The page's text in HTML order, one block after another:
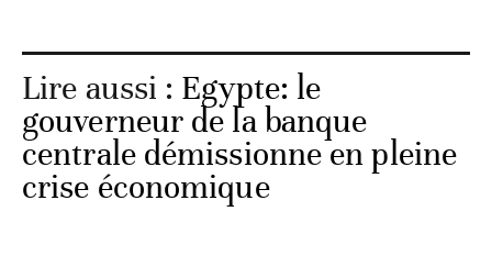
Lire aussi : Egypte: le
gouverneur de la banque
centrale démissionne en pleine
crise économique